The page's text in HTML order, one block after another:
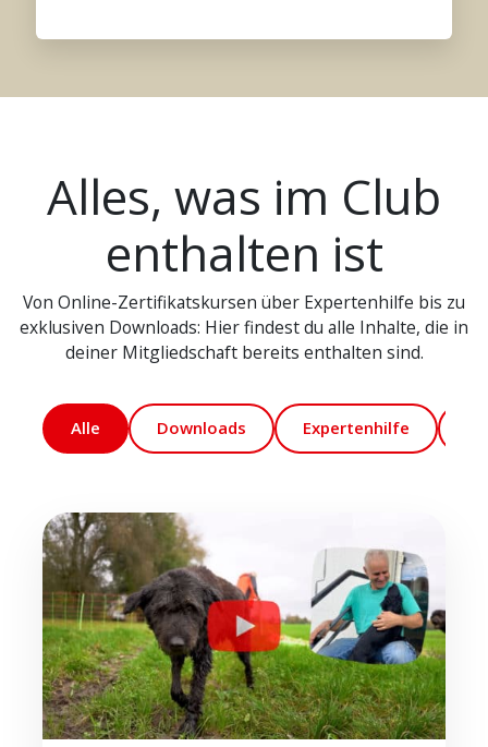
Alles, was im Club
enthalten ist
Von Online-Zertifikatskursen über Expertenhilfe bis zu
exklusiven Downloads: Hier findest du alle Inhalte, die in
deiner Mitgliedschaft bereits enthalten sind.
Alle Downloads Expertenhilfe